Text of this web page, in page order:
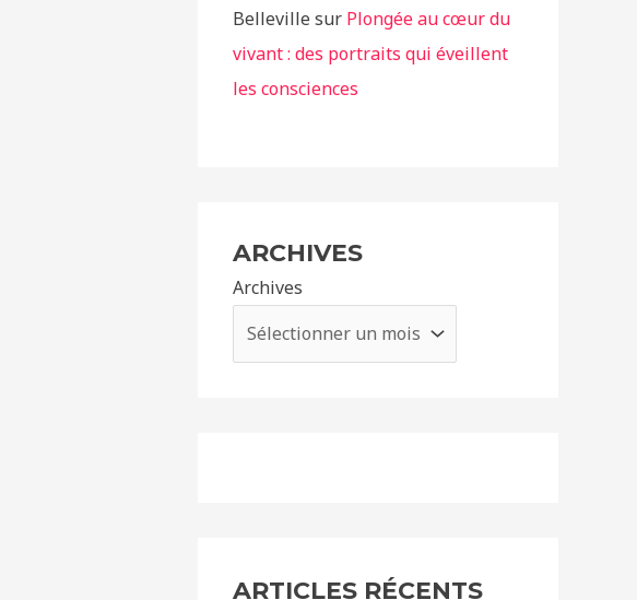
Belleville sur Plongée au cœur du
vivant : des portraits qui éveillent
les consciences
ARCHIVES
Archives
ARTICLES RÉCENTS